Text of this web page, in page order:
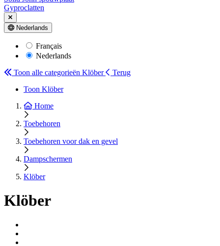
Gyproclatten
Nederlands
Français
Nederlands
Toon alle categorieën Klöber
Terug
Toon Klöber
Home
Toebehoren
Toebehoren voor dak en gevel
Dampschermen
Klöber
Klöber